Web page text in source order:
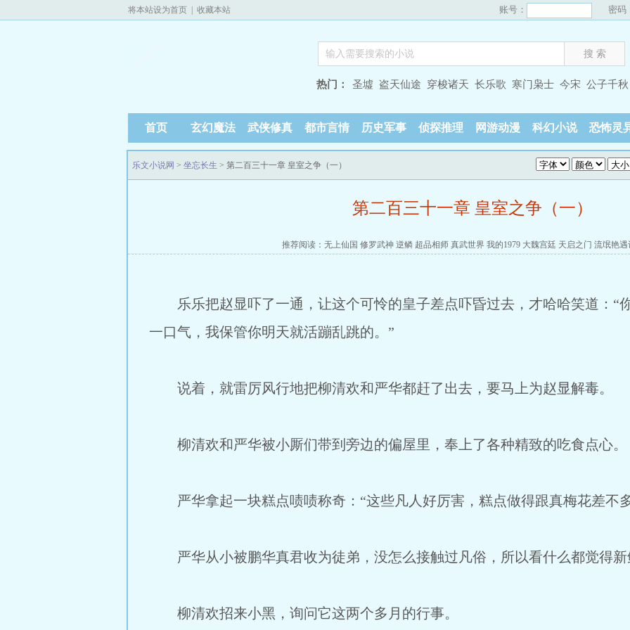
将本站设为首页 收藏本站 账号： 密码
热门： 圣墟 盗天仙途 穿梭诸天 长乐歌 寒门枭士 今宋 公子千秋
首页 玄幻魔法 武侠修真 都市言情 历史军事 侦探推理 网游动漫 科幻小说 恐怖灵
乐文小说网 > 坐忘长生 > 第二百三十一章 皇室之争（一）
第二百三十一章 皇室之争（一）
推荐阅读： 无上仙国 修罗武神 逆鳞 超品相师 真武世界 我的1979 大魏宫廷 天启之门 流氓艳遇
乐乐把赵显吓了一通，让这个可怜的皇子差点吓昏过去，才哈哈笑道：“
一口气，我保管你明天就活蹦乱跳的。”
说着，就雷厉风行地把柳清欢和严华都赶了出去，要马上为赵显解毒。
柳清欢和严华被小厮们带到旁边的偏屋里，奉上了各种精致的吃食点心。
严华拿起一块糕点啧啧称奇：“这些凡人好厉害，糕点做得跟真梅花差不
严华从小被鹏华真君收为徒弟，没怎么接触过凡俗，所以看什么都觉得新
柳清欢招来小黑，询问它这两个多月的行事。